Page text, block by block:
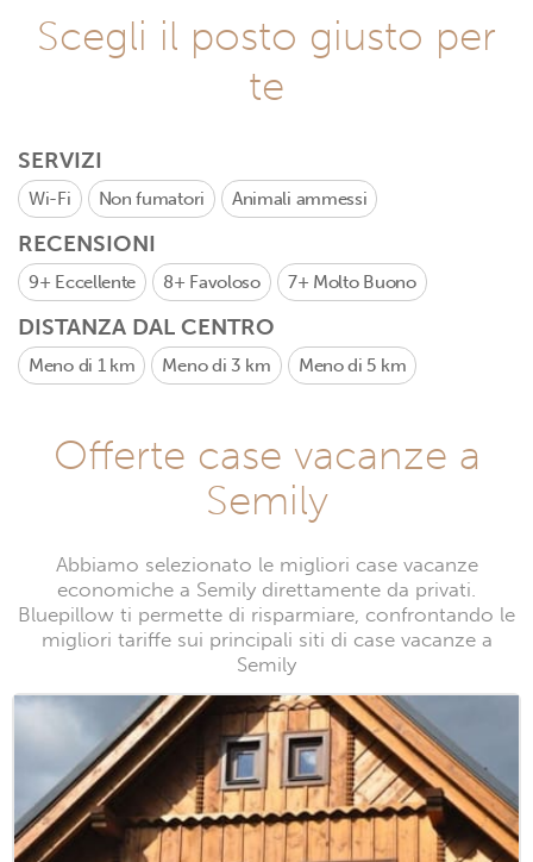
Scegli il posto giusto per
te
SERVIZI
Wi-Fi Non fumatori Animali ammessi
RECENSIONI
9+ Eccellente 8+ Favoloso 7+ Molto Buono
DISTANZA DAL CENTRO
Meno di 1 km Meno di 3 km Meno di 5 km
Offerte case vacanze a
Semily
Abbiamo selezionato le migliori case vacanze
economiche a Semily direttamente da privati.
Bluepillow ti permette di risparmiare, confrontando le
migliori tariffe sui principali siti di case vacanze a
Semily